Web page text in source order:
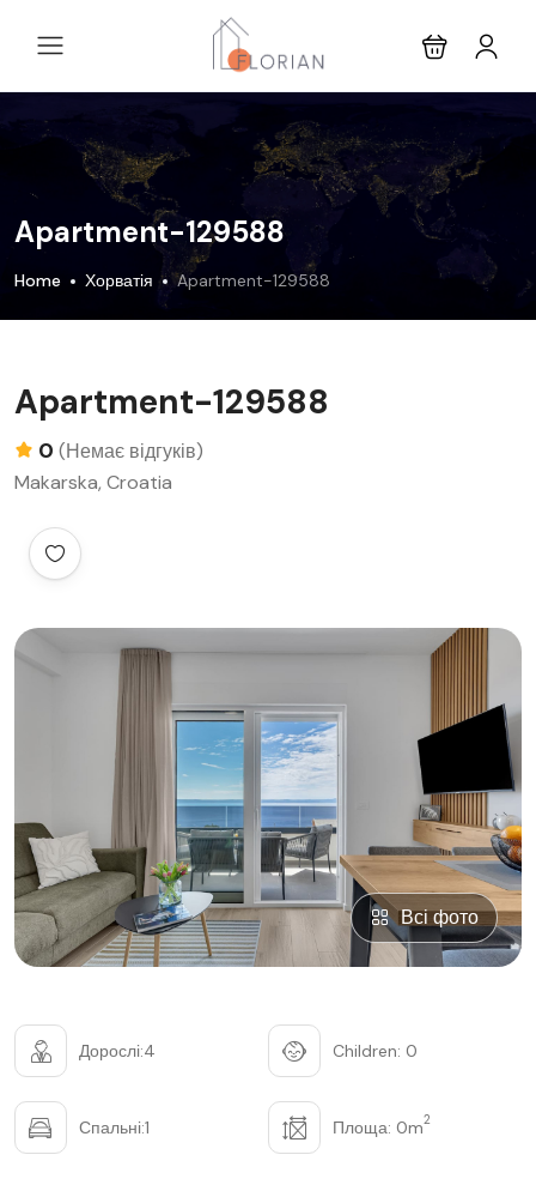
Apartment-129588
Home Хорватія Apartment-129588
Apartment-129588
0 (Немає відгуків)
Makarska, Croatia
Всі фото
Дорослі:4 Children: 0
Спальні:1 Площа: 0m2